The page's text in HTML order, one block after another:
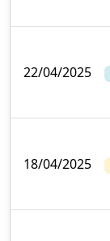
22/04/2025
18/04/2025